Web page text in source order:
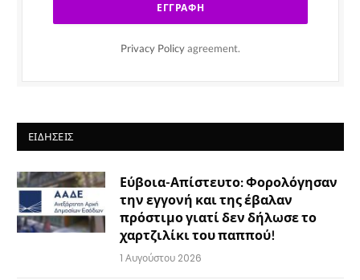
Privacy Policy agreement.
ΕΙΔΉΣΕΙΣ
Εύβοια-Απίστευτο: Φορολόγησαν
την εγγονή και της έβαλαν
πρόστιμο γιατί δεν δήλωσε το
χαρτζιλίκι του παππού!
1 Αυγούστου 2026